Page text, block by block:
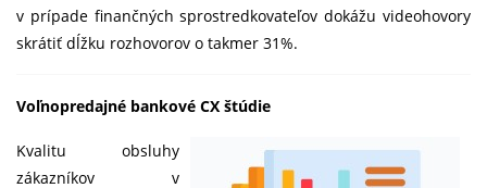
v prípade finančných sprostredkovateľov dokážu videohovory
skrátiť dĺžku rozhovorov o takmer 31%.
Voľnopredajné bankové CX štúdie
​Kvalitu obsluhy
zákazníkov v